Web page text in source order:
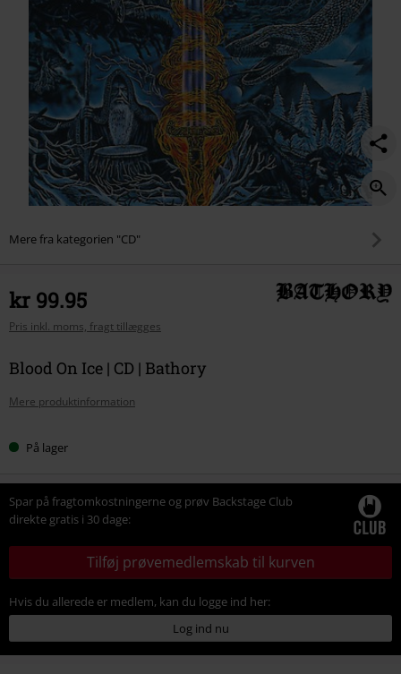
Mere fra kategorien "CD"
kr 99.95
Pris inkl. moms, fragt tillægges
Blood On Ice | CD | Bathory
Mere produktinformation
På lager
Spar på fragtomkostningerne og prøv Backstage Club
direkte gratis i 30 dage:
Tilføj prøvemedlemskab til kurven
Hvis du allerede er medlem, kan du logge ind her:
Log ind nu